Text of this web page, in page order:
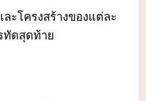
ะโครงสร้างของแต่ละ
ทัดสุดท้าย